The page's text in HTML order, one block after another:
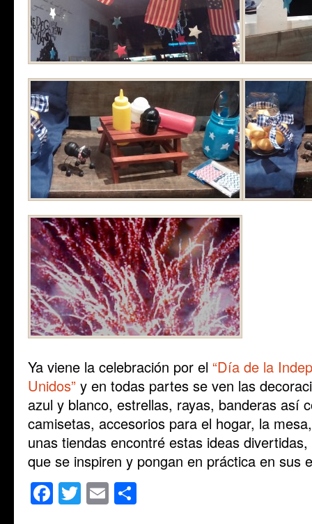
Ya viene la celebración por el “Día de la
Unidos” y en todas partes se ven las
azul y blanco, estrellas, rayas, banderas así
camisetas, accesorios para el hogar, la
unas tiendas encontré estas ideas
que se inspiren y pongan en práctica en sus
Facebook
Twitter
Email